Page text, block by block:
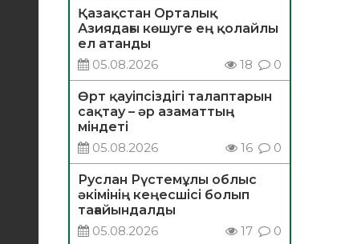
Қазақстан Орталық
Азиядағы көшуге ең қолайлы
ел атанды
05.08.2026
18 0
Өрт қауіпсіздігі талаптарын
сақтау – әр азаматтың
міндеті
05.08.2026
16 0
Руслан Рүстемұлы облыс
әкімінің кеңесшісі болып
тағайындалды
05.08.2026
17 0